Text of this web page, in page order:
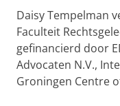
Daisy Tempelman
Faculteit
gefinancierd door
Advocaten N.V.,
Groningen Centre